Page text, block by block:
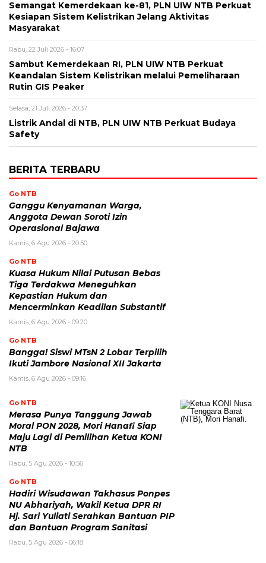
Semangat Kemerdekaan ke-81, PLN UIW NTB Perkuat
Kesiapan Sistem Kelistrikan Jelang Aktivitas
Masyarakat
Rabu, 22 Juli 2026 - 16:07
Sambut Kemerdekaan RI, PLN UIW NTB Perkuat
Keandalan Sistem Kelistrikan melalui Pemeliharaan
Rutin GIS Peaker
Selasa, 21 Juli 2026 - 20:37
Listrik Andal di NTB, PLN UIW NTB Perkuat Budaya
Safety
BERITA TERBARU
Go NTB
Ganggu Kenyamanan Warga,
Anggota Dewan Soroti Izin
Operasional Bajawa
Kamis, 6 Agu 2026 - 20:50
Go NTB
Kuasa Hukum Nilai Putusan Bebas
Tiga Terdakwa Meneguhkan
Kepastian Hukum dan
Mencerminkan Keadilan Substantif
Kamis, 6 Agu 2026 - 09:20
Go NTB
Bangga! Siswi MTsN 2 Lobar Terpilih
Ikuti Jambore Nasional XII Jakarta
Kamis, 6 Agu 2026 - 09:16
Go NTB
Merasa Punya Tanggung Jawab
Moral PON 2028, Mori Hanafi Siap
Maju Lagi di Pemilihan Ketua KONI
NTB
Rabu, 5 Agu 2026 - 10:56
Go NTB
Hadiri Wisudawan Takhasus Ponpes
NU Abhariyah, Wakil Ketua DPR RI
Hj. Sari Yuliati Serahkan Bantuan PIP
dan Bantuan Program Sanitasi
Rabu, 5 Agu 2026 - 06:18